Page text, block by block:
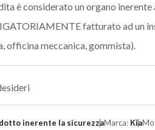
è considerato un organo inerente
fatturato ad un
officina meccanica, gommista).
inerente la sicurezzaMarca: Kia